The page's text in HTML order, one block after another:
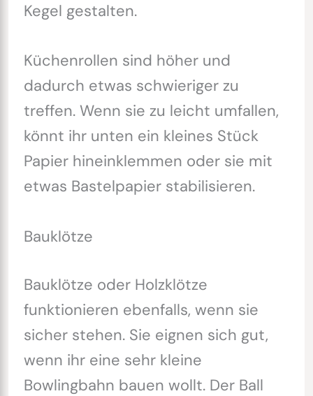
Kegel gestalten.
Küchenrollen sind höher und
dadurch etwas schwieriger zu
treffen. Wenn sie zu leicht umfallen,
könnt ihr unten ein kleines Stück
Papier hineinklemmen oder sie mit
etwas Bastelpapier stabilisieren.
Bauklötze
Bauklötze oder Holzklötze
funktionieren ebenfalls, wenn sie
sicher stehen. Sie eignen sich gut,
wenn ihr eine sehr kleine
Bowlingbahn bauen wollt. Der Ball